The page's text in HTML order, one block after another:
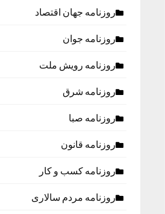
روزنامه جهان اقتصاد
روزنامه جوان
روزنامه رویش ملت
روزنامه شرق
روزنامه صبا
روزنامه قانون
روزنامه كسب و كار
روزنامه مردم سالاری